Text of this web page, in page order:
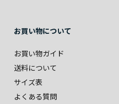
お買い物について
お買い物ガイド
送料について
サイズ表
よくある質問